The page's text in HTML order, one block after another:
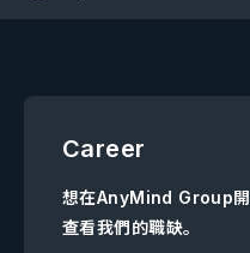
Career
想在AnyMind Group開
查看我們的職缺。